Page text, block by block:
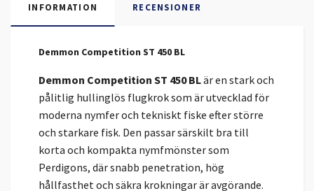
INFORMATION RECENSIONER
Demmon Competition ST 450 BL
Demmon Competition ST 450 BLär en stark och
pålitlig hullinglös flugkrok som är utvecklad för
moderna nymfer och tekniskt fiske efter större
och starkare fisk. Den passar särskilt bra till
korta och kompakta nymfmönster som
Perdigons, där snabb penetration, hög
hållfasthet och säkra krokningar är avgörande.